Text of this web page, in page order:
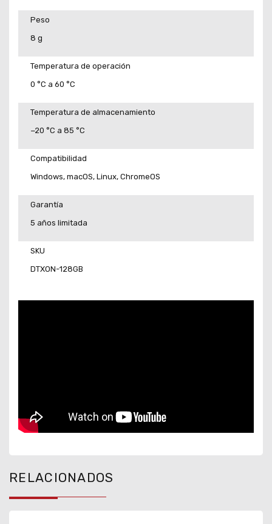
Peso
8 g
Temperatura de operación
0 °C a 60 °C
Temperatura de almacenamiento
−20 °C a 85 °C
Compatibilidad
Windows, macOS, Linux, ChromeOS
Garantía
5 años limitada
SKU
DTXON-128GB
RELACIONADOS